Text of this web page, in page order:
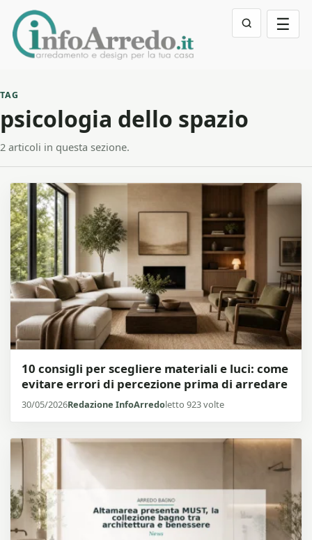
☰
TAG
psicologia dello spazio
2 articoli in questa sezione.
10 consigli per scegliere materiali e luci: come
evitare errori di percezione prima di arredare
30/05/2026Redazione InfoArredoletto 923 volte